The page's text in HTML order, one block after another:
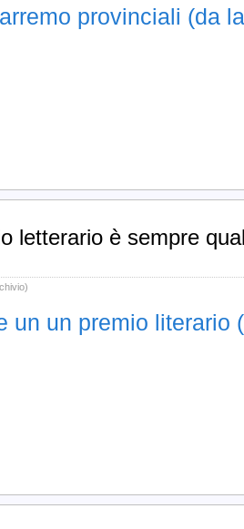
provinciali (da
letterario è sempre
un un premio literario